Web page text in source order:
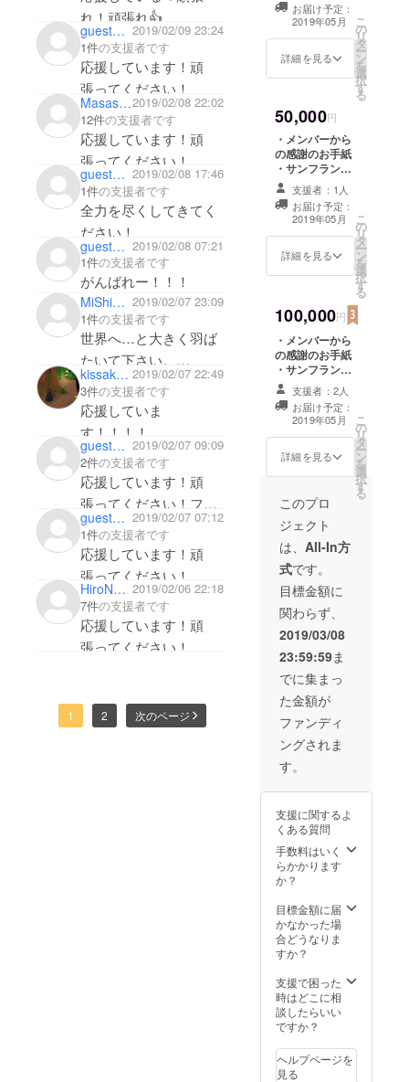
れ！頑張れ👍
guest22cebeca12 2019/02/09 23:24
1件の支援者です
応援しています！頑
張ってください！
Masashi Morimoto2019/02/08 22:02
12件の支援者です
応援しています！頑
張ってください！
guest3d9da65fe2 2019/02/08 17:46
1件の支援者です
全力を尽くしてきてく
ださい！
guestd25ce74ee6 2019/02/08 07:21
1件の支援者です
がんばれー！！！
MiShiRo126 2019/02/07 23:09
1件の支援者です
世界へ…と大きく羽ば
たいて下さい。
生まれたときから知っ
ている健ちゃんが 友と
頑張るのならば、少し
ですが、応援します！
皆で力を合わせて頑
張ってください！
kissako_mt 2019/02/07 22:49
3件の支援者です
応援していま
す！！！！
guestb37bae23e1 2019/02/07 09:09
2件の支援者です
応援しています！頑
張ってください！ファ
イト!guest7f0d86ea4e 2019/02/07 07:12
1件の支援者です
応援しています！頑
張ってください！
HiroNakanishi 2019/02/06 22:18
7件の支援者です
応援しています！頑
張ってください！
1 2 次のページ
送らせていただ
きます！
お届け予定：
2019年05月
詳細を見る
こ
の
リ
タ
ー
ン
を
選
択
す
る
50,000円
・メンバーから
の感謝のお手紙
・サンフランシ
スコでの活動記
録のアルバム ・
プレゼン動画を
送らせていただ
きます！
支援者：1人
お届け予定：
2019年05月
詳細を見る
こ
の
リ
タ
ー
ン
を
選
択
す
る
100,000円
・メンバーから
の感謝のお手紙
・サンフランシ
スコでの活動記
録のアルバム ・
プレゼン動画 ・
私達4人から感謝
のビデオレター
を送らせていた
支援者：2人
お届け予定：
2019年05月
詳細を見る
こ
の
リ
タ
ー
ン
を
選
択
す
る
このプロ
ジェクト
は、 All-In方
式です。
目標金額に
関わらず、
2019/03/08
23:59:59ま
でに集まっ
た金額が
ファンディ
ングされま
す。
支援に関するよ
くある質問
手数料はいく
らかかります
か？
目標金額に届
かなかった場
合どうなりま
すか？
支援で困った
時はどこに相
談したらいい
ですか？
ヘルプページを
見る